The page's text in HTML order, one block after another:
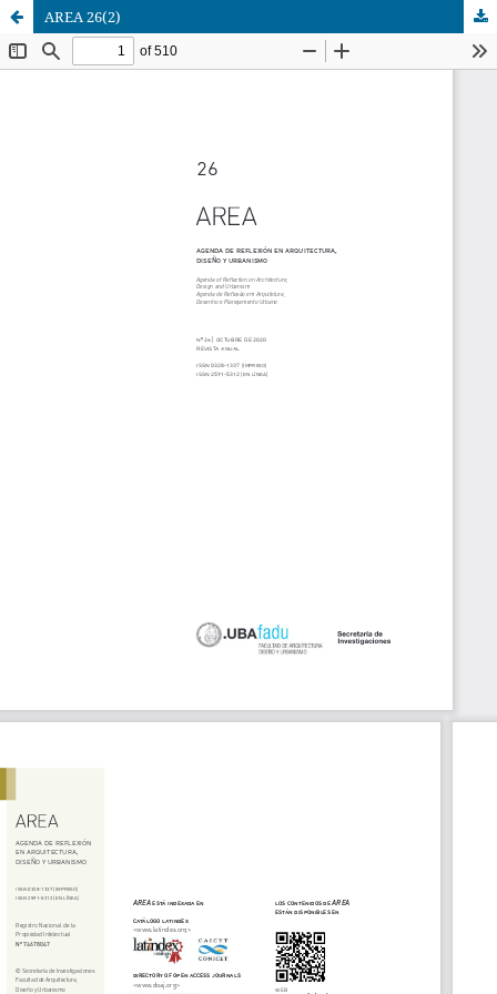
AREA 26(2)